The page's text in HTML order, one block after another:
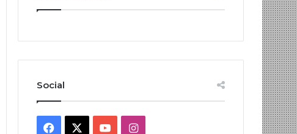
Social
Facebook YouTubeInstagram